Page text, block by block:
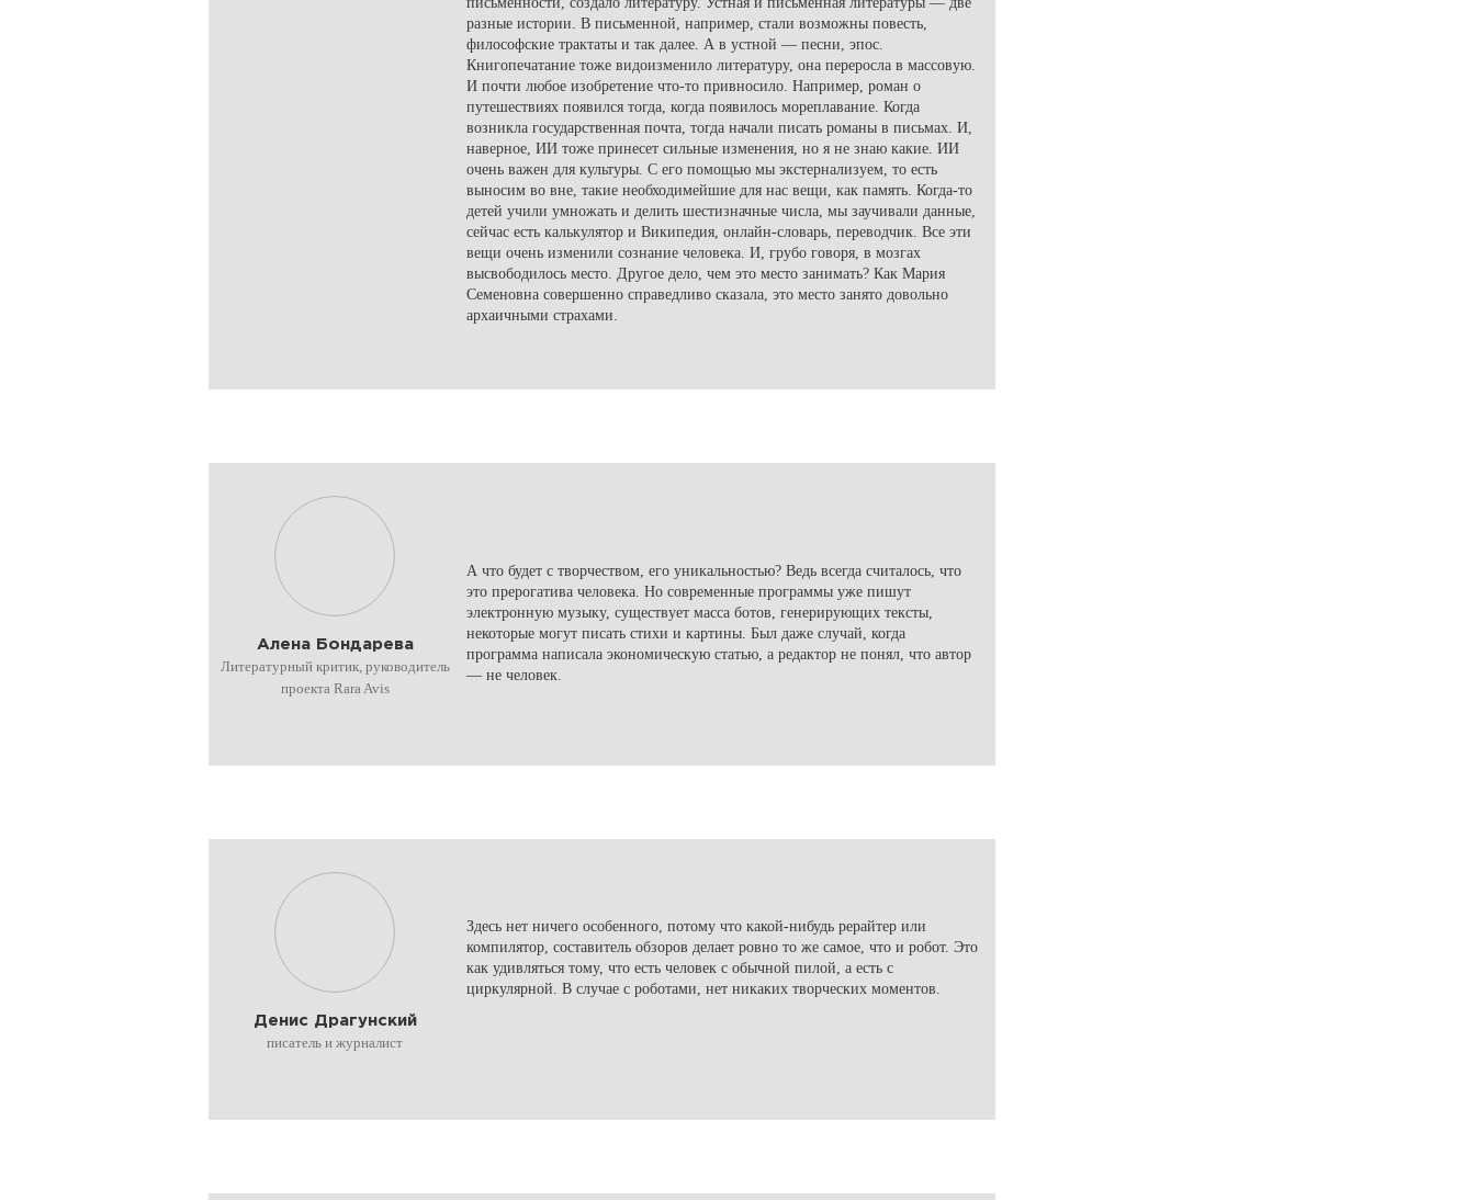
разные истории. В письменной, например, стали возможны повесть,
философские трактаты и так далее. А в устной — песни, эпос.
Книгопечатание тоже видоизменило литературу, она переросла в массовую.
И почти любое изобретение что-то привносило. Например, роман о
путешествиях появился тогда, когда появилось мореплавание. Когда
возникла государственная почта, тогда начали писать романы в письмах. И,
наверное, ИИ тоже принесет сильные изменения, но я не знаю какие. ИИ
очень важен для культуры. С его помощью мы экстернализуем, то есть
выносим во вне, такие необходимейшие для нас вещи, как память. Когда-то
детей учили умножать и делить шестизначные числа, мы заучивали данные,
сейчас есть калькулятор и Википедия, онлайн-словарь, переводчик. Все эти
вещи очень изменили сознание человека. И, грубо говоря, в мозгах
высвободилось место. Другое дело, чем это место занимать? Как Мария
Семеновна совершенно справедливо сказала, это место занято довольно
архаичными страхами.
Алена Бондарева
Литературный критик, руководитель
проекта Rara Avis
А что будет с творчеством, его уникальностью? Ведь всегда считалось, что
это прерогатива человека. Но современные программы уже пишут
электронную музыку, существует масса ботов, генерирующих тексты,
некоторые могут писать стихи и картины. Был даже случай, когда
программа написала экономическую статью, а редактор не понял, что автор
— не человек.
Денис Драгунский
писатель и журналист
Здесь нет ничего особенного, потому что какой-нибудь рерайтер или
компилятор, составитель обзоров делает ровно то же самое, что и робот. Это
как удивляться тому, что есть человек с обычной пилой, а есть с
циркулярной. В случае с роботами, нет никаких творческих моментов.